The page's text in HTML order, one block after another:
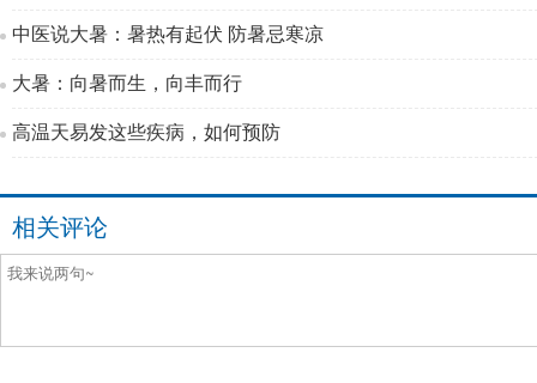
中医说大暑：暑热有起伏 防暑忌寒凉
大暑：向暑而生，向丰而行
高温天易发这些疾病，如何预防
相关评论